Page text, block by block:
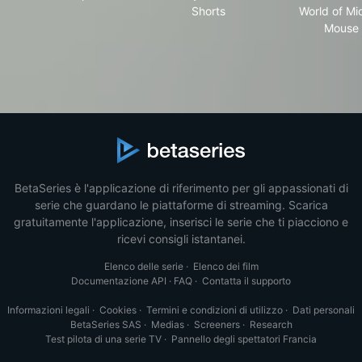
Shorts
World of
Mouse
BetaSeries è l'applicazione di riferimento per gli appassionati di
serie che guardano le piattaforme di streaming. Scarica
gratuitamente l'applicazione, inserisci le serie che ti piacciono e
ricevi consigli istantanei.
Elenco delle serie· Elenco dei film
Documentazione API · FAQ · Contatta il supporto
Informazioni legali · Cookies · Termini e condizioni di utilizzo · Dati personali
BetaSeries SAS · Medias· Screeners· Research
Test pilota di una serie TV · Pannello degli spettatori Francia